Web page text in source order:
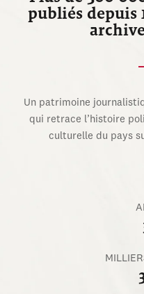
publiés depuis
Un patrimoine
qui retrace l’histoire
culturelle du pays